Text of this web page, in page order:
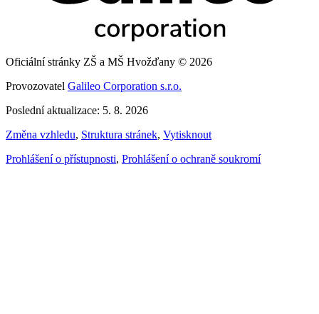
Oficiální stránky ZŠ a MŠ Hvožďany © 2026
Provozovatel Galileo Corporation s.r.o.
Poslední aktualizace: 5. 8. 2026
Změna vzhledu, Struktura stránek, Vytisknout
Prohlášení o přístupnosti, Prohlášení o ochraně soukromí